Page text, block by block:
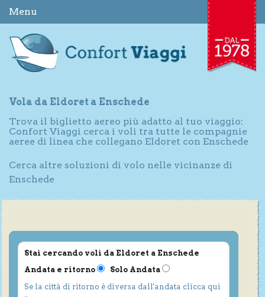
Menu
Vola da Eldoret a Enschede
Trova il biglietto aereo più adatto al tuo viaggio:
Confort Viaggi cerca i voli tra tutte le compagnie
aeree di linea che collegano Eldoret con Enschede
Cerca altre soluzioni di volo nelle vicinanze di
Enschede
Stai cercando voli da Eldoret a Enschede
Andata e ritorno
Solo Andata
Se la città di ritorno è diversa dall'andata clicca qui